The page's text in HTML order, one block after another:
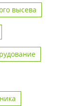
высева